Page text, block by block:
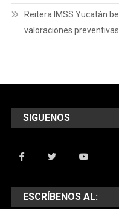
Reitera IMSS Yucatán
valoraciones
SIGUENOS
ESCRÍBENOS AL: